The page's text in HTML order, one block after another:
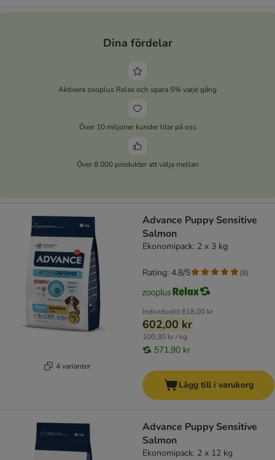
Dina fördelar
Aktivera zooplus Relax och spara 5% varje gång
Över 10 miljoner kunder litar på oss
Över 8 000 produkter att välja mellan
4 varianter
Advance Puppy Sensitive
Salmon
Ekonomipack: 2 x 3 kg
Individuellt 618,00 kr
602,00 kr
100,30 kr / kg
571,90 kr
Rating: 4.8/5 (8)
Lägg till i varukorg
Advance Puppy Sensitive
Salmon
Ekonomipack: 2 x 12 kg